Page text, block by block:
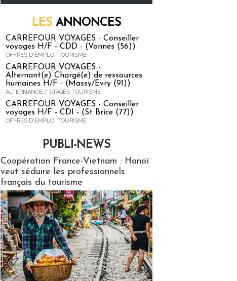
LES ANNONCES
CARREFOUR VOYAGES - Conseiller
voyages H/F - CDD - (Vannes (56))
OFFRES D'EMPLOI TOURISME
CARREFOUR VOYAGES -
Alternant(e) Chargé(e) de ressources
humaines H/F - (Massy/Evry (91))
ALTERNANCE / STAGES TOURISME
CARREFOUR VOYAGES - Conseiller
voyages H/F - CDI - (St Brice (77))
OFFRES D'EMPLOI TOURISME
PUBLI-NEWS
Coopération France-Vietnam : Hanoï
veut séduire les professionnels
français du tourisme